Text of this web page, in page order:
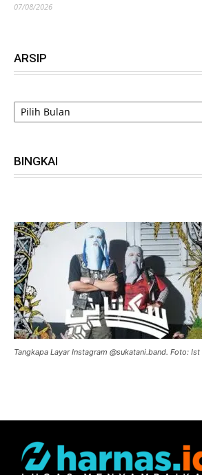
07/08/2026
ARSIP
ARSIP
BINGKAI
Tangkapa Layar Instagram @sukatani.band. Foto: Ist